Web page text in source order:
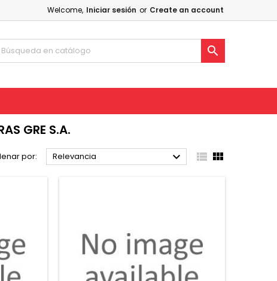
Welcome, Iniciar sesión or Create an account

GRE S.A.
por: Relevancia   